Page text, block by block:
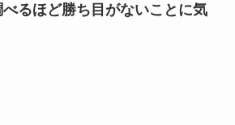
るほど勝ち目がないことに気